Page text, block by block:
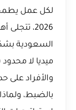
لكل عمل يطمح
2026، تتجلى أهمية
السعودية
ميديا لا
والأفراد
بالضبط،